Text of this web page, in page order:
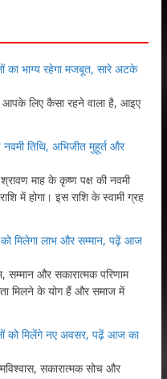
का भाग्य रहेगा मजबूत, सारे अटके
लिए कैसा रहने वाला है, आइए
तिथि, अभिजीत मुहूर्त और
माह के कृष्ण पक्ष की नवमी
में होगा। इस राशि के स्वामी ग्रह
मिलेगा लाभ और सम्मान, पढ़ें आज
और सकारात्मक परिणाम
मिलने के योग हैं और समाज में
को मिलेंगे नए अवसर, पढ़ें आज का
सकारात्मक सोच और